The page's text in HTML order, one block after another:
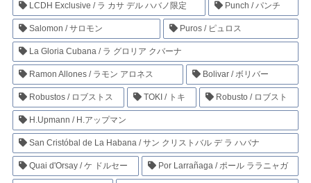
LCDH Exclusive / ラ カサ デル ハバノ限定 Punch / パンチ
Salomon / サロモン Puros / ピュロス
La Gloria Cubana / ラ グロリア クバーナ
Ramon Allones / ラモン アロネス Bolivar / ボリバー
Robustos / ロブストス TOKI / トキ Robusto / ロブスト
H.Upmann / H.アップマン
San Cristóbal de La Habana / サン クリストバル デ ラ ハバナ
Quai d'Orsay / ケ ドルセー Por Larrañaga / ポール ララニャガ